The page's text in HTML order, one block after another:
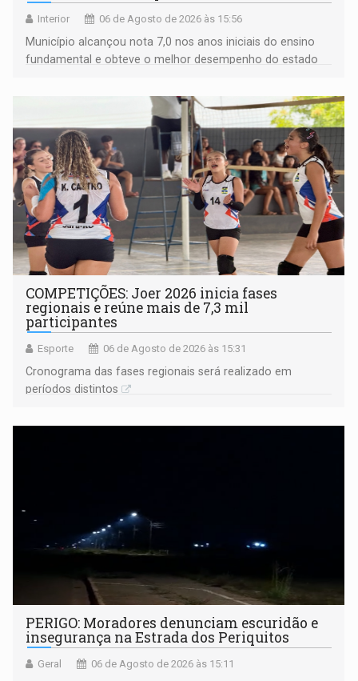
Interior 06 de Agosto de 2026 às 15:56
Município alcançou nota 7,0 nos anos iniciais do ensino
fundamental e obteve o melhor desempenho do estado
COMPETIÇÕES: Joer 2026 inicia fases
regionais e reúne mais de 7,3 mil
participantes
Esporte 06 de Agosto de 2026 às 15:31
Cronograma das fases regionais será realizado em
períodos distintos
PERIGO: Moradores denunciam escuridão e
insegurança na Estrada dos Periquitos
Geral 06 de Agosto de 2026 às 15:11